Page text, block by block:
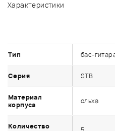
Характеристики
Тип бас-
Серия STB
Материал
корпуса
ольха
Количество